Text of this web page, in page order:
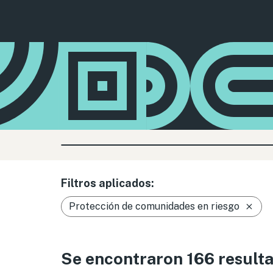
Filtros aplicados:
Protección de comunidades en riesgo
Se encontraron 166